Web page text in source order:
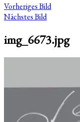
Vorheriges Bild
Nächstes Bild
img_6673.jpg